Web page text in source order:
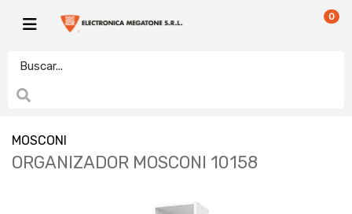
0
MOSCONI
ORGANIZADOR MOSCONI 10158